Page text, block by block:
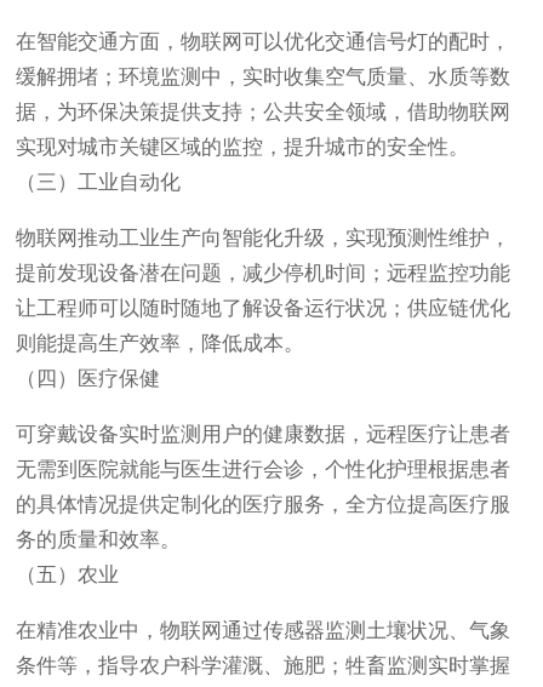
在智能交通方面，物联网可以优化交通信号灯的配时，
缓解拥堵；环境监测中，实时收集空气质量、水质等数
据，为环保决策提供支持；公共安全领域，借助物联网
实现对城市关键区域的监控，提升城市的安全性。
（三）工业自动化
物联网推动工业生产向智能化升级，实现预测性维护，
提前发现设备潜在问题，减少停机时间；远程监控功能
让工程师可以随时随地了解设备运行状况；供应链优化
则能提高生产效率，降低成本。
（四）医疗保健
可穿戴设备实时监测用户的健康数据，远程医疗让患者
无需到医院就能与医生进行会诊，个性化护理根据患者
的具体情况提供定制化的医疗服务，全方位提高医疗服
务的质量和效率。
（五）农业
在精准农业中，物联网通过传感器监测土壤状况、气象
条件等，指导农户科学灌溉、施肥；牲畜监测实时掌握